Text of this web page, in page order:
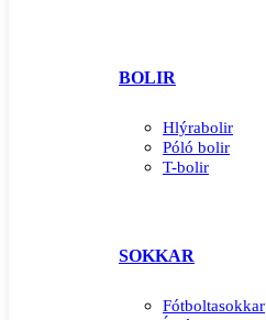
BOLIR
Hlýrabolir
Póló bolir
T-bolir
SOKKAR
Fótboltasokkar